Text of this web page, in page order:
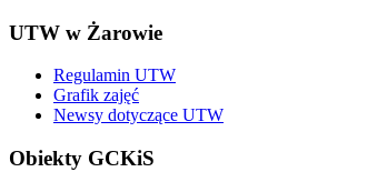
UTW w Żarowie
Regulamin UTW
Grafik zajęć
Newsy dotyczące UTW
Obiekty GCKiS